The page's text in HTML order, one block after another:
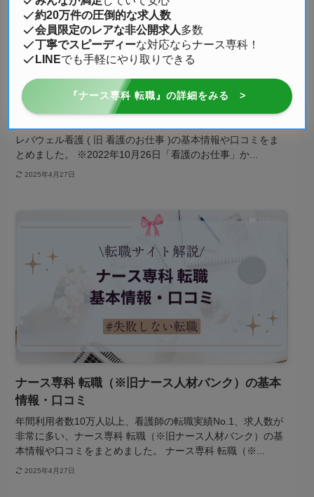
レバウェル看護（旧 看護のお仕事）の基本情報・
口コミ
レバウェル看護 ( 旧 看護のお仕事 )の基本情報や口コミをま
とめました。 ※2022年10月26日「看護のお仕事」か...
2025年4月27日
ナース専科 転職（※旧ナース人材バンク）の基本
情報・口コミ
年間利用者数10万人以上、看護師の転職実績No.1、求人数が
非常に多い、ナース専科 転職（※旧ナース人材バンク）の基
本情報や口コミをまとめました。 ナース専科 転職（※...
2025年4月27日
約20万件の圧倒的な求人数
会員限定のレアな非公開求人多数
丁寧でスピーディーな対応ならナース専科！
LINEでも手軽にやり取りできる
『ナース専科 転職』の詳細をみる >